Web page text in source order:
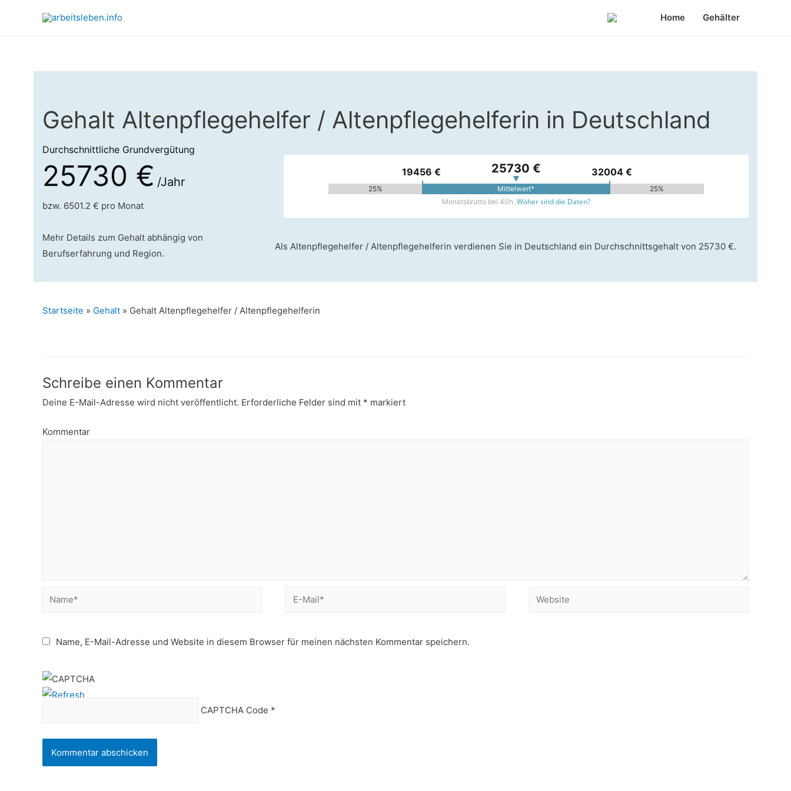
Home Gehälter
Gehalt Altenpflegehelfer / Altenpflegehelferin in Deutschland
Durchschnittliche Grundvergütung
25730 € /Jahr
bzw. 6501.2 € pro Monat
Mehr Details zum Gehalt abhängig von
Berufserfahrung und Region.
19456 € 25730 € 32004 €
25% Mittelwert*
25%
Monatsbrutto bei 40h. Woher sind die Daten?
Als Altenpflegehelfer / Altenpflegehelferin verdienen Sie in Deutschland ein Durchschnittsgehalt von 25730 €.
Startseite » Gehalt » Gehalt Altenpflegehelfer / Altenpflegehelferin
Schreibe einen Kommentar
Deine E-Mail-Adresse wird nicht veröffentlicht. Erforderliche Felder sind mit * markiert
Kommentar
Name*
E-
Website
Name, E-Mail-Adresse und Website in diesem Browser für meinen nächsten Kommentar speichern.
CAPTCHA Code *